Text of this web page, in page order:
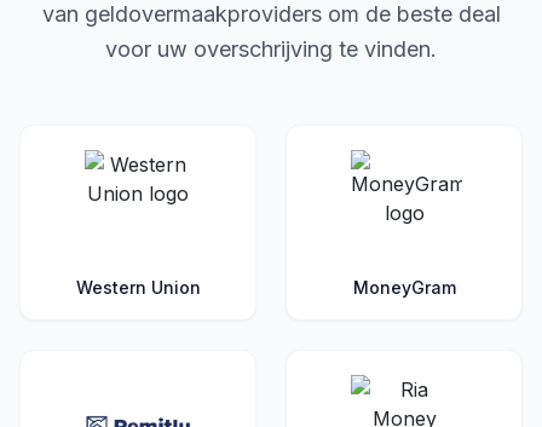
van geldovermaakproviders om de beste deal
voor uw overschrijving te vinden.
Western Union MoneyGram